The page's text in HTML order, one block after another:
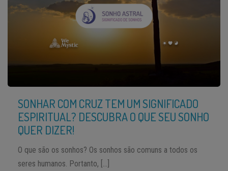
SONHAR COM CRUZ TEM UM SIGNIFICADO
ESPIRITUAL? DESCUBRA O QUE SEU SONHO
QUER DIZER!
O que são os sonhos? Os sonhos são comuns a todos os
seres humanos. Portanto, […]